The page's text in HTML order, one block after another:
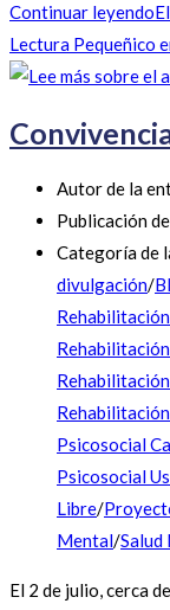
Continuar leyendo
Lectura Pequeñico
Autor de la
Publicación
Categoría de
divulgación/
Psicosocial
Psicosocial
Libre/
Mental/Salud
El 2 de julio, cerca